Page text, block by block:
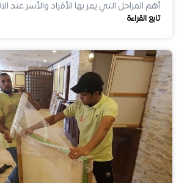
أهم المراحل التي يمر بها الأفراد والأسر عند
تابع القراءة